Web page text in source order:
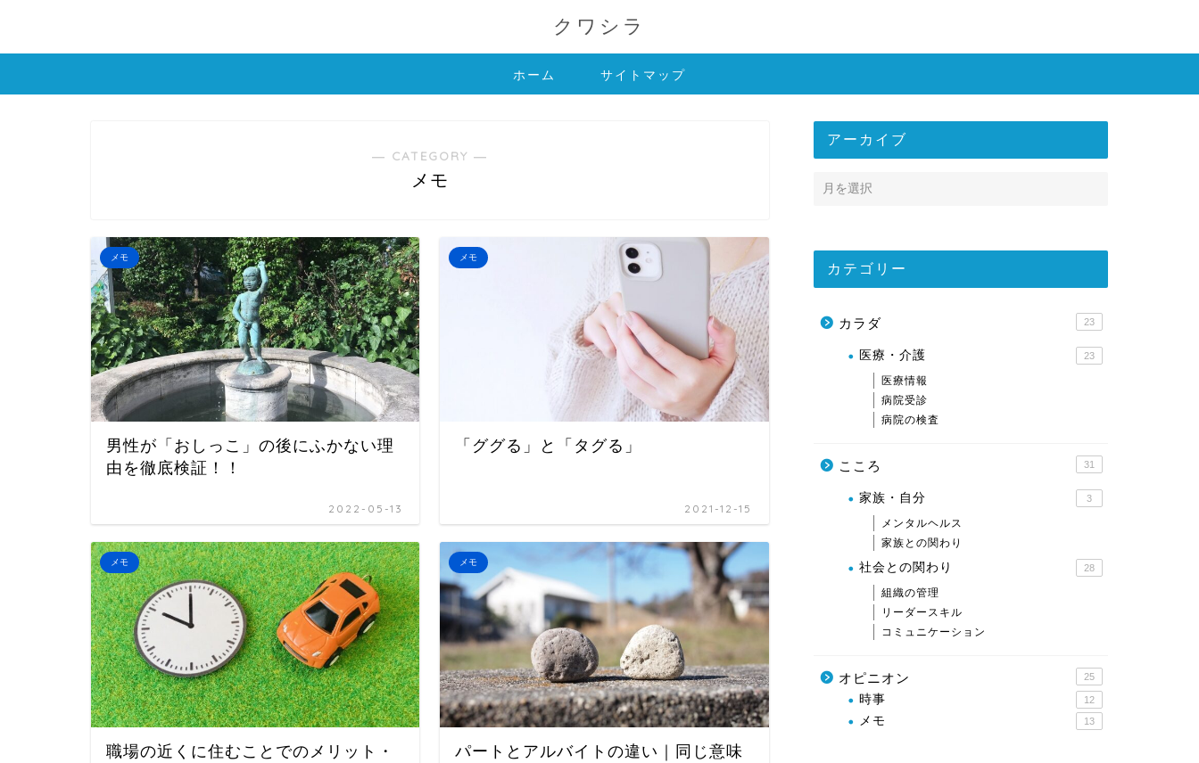
クワシラ
ホーム サイトマップ
― CATEGORY ―
メモ
メモ
男性が「おしっこ」の後にふかない理
由を徹底検証！！
2022-05-13
メモ
「ググる」と「タグる」
2021-12-15
メモ
職場の近くに住むことでのメリット・
メモ
パートとアルバイトの違い｜同じ意味
アーカイブ
カテゴリー
カラダ 23
医療・介護 23
医療情報
病院受診
病院の検査
こころ 31
家族・自分 3
メンタルヘルス
家族との関わり
社会との関わり 28
組織の管理
リーダースキル
コミュニケーション
オピニオン 25
時事 12
メモ 13